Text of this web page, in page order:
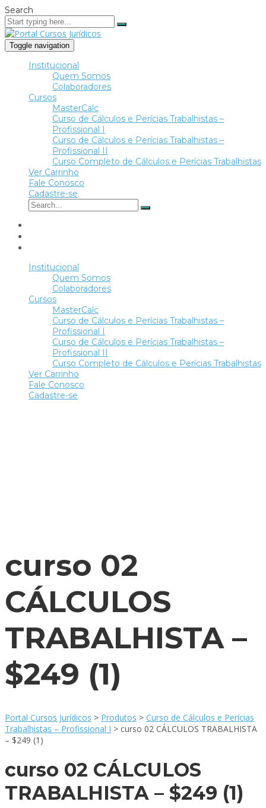
Search
Toggle navigation
Institucional
Quem Somos
Colaboradores
Cursos
MasterCalc
Curso de Cálculos e Perícias Trabalhistas –
Profissional I
Curso de Cálculos e Perícias Trabalhistas –
Profissional II
Curso Completo de Cálculos e Perícias Trabalhistas
Ver Carrinho
Fale Conosco
Cadastre-se
Institucional
Quem Somos
Colaboradores
Cursos
MasterCalc
Curso de Cálculos e Perícias Trabalhistas –
Profissional I
Curso de Cálculos e Perícias Trabalhistas –
Profissional II
Curso Completo de Cálculos e Perícias Trabalhistas
Ver Carrinho
Fale Conosco
Cadastre-se
curso 02
CÁLCULOS
TRABALHISTA –
$249 (1)
Portal Cursos Jurídicos > Produtos > Curso de Cálculos e Perícias
Trabalhistas – Profissional I > curso 02 CÁLCULOS TRABALHISTA
– $249 (1)
curso 02 CÁLCULOS
TRABALHISTA – $249 (1)